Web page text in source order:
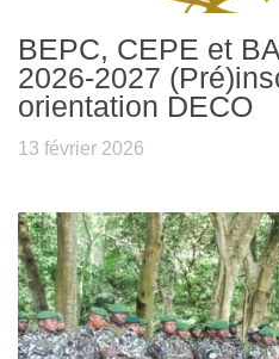
BEPC, CEPE et
2026-2027
orientation DECO
13 février 2026